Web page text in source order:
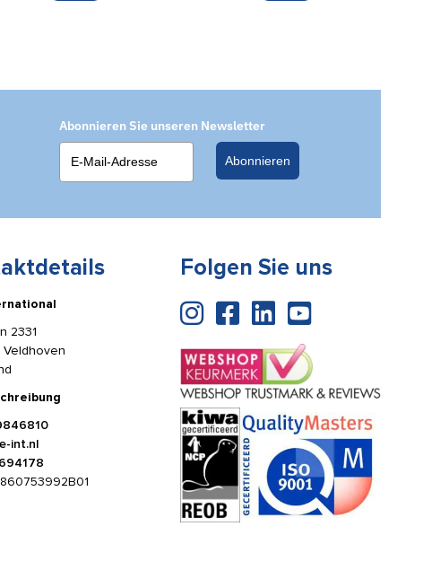
Abonnieren Sie unseren Newsletter
Abonnieren
2331
Veldhoven
int.nl
Folgen Sie uns